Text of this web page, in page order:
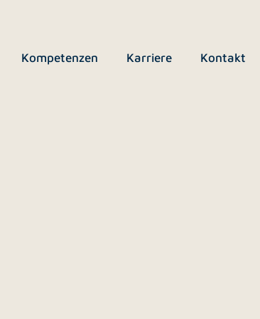
Kompetenzen Karriere Kontakt